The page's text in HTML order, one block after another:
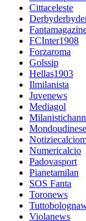
Cittaceleste
FCInter1908
Forzaroma
Golssip
Hellas1903
Ilmilanista
Juvenews
Mediagol
Mondoudinese
Numericalcio
Padovasport
Pianetamilan
SOS Fanta
Toronews
Violanews